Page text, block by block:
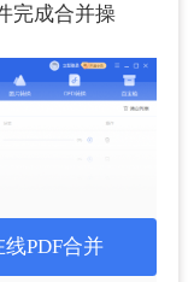
完成合并操
线PDF合并